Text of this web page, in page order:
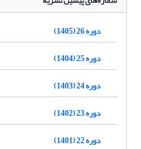
دوره 26 (1405)
دوره 25 (1404)
دوره 24 (1403)
دوره 23 (1402)
دوره 22 (1401)